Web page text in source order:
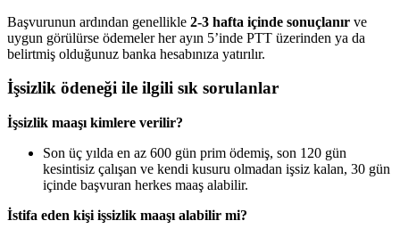
Başvurunun ardından genellikle 2-3 hafta içinde sonuçlanır ve
uygun görülürse ödemeler her ayın 5’inde PTT üzerinden ya da
belirtmiş olduğunuz banka hesabınıza yatırılır.
İşsizlik ödeneği ile ilgili sık sorulanlar
İşsizlik maaşı kimlere verilir?
Son üç yılda en az 600 gün prim ödemiş, son 120 gün
kesintisiz çalışan ve kendi kusuru olmadan işsiz kalan, 30 gün
içinde başvuran herkes maaş alabilir.
İstifa eden kişi işsizlik maaşı alabilir mi?